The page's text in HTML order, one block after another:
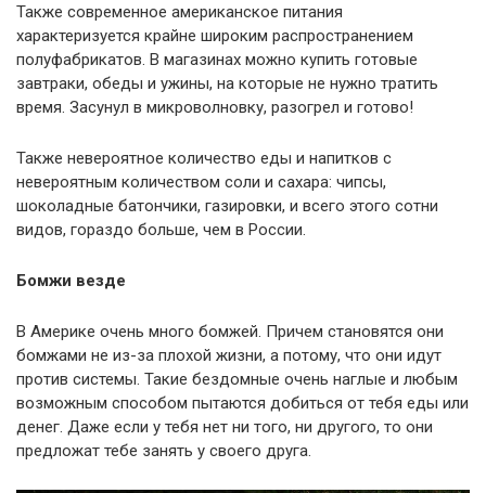
Также современное американское питания
характеризуется крайне широким распространением
полуфабрикатов. В магазинах можно купить готовые
завтраки, обеды и ужины, на которые не нужно тратить
время. Засунул в микроволновку, разогрел и готово!
Также невероятное количество еды и напитков с
невероятным количеством соли и сахара: чипсы,
шоколадные батончики, газировки, и всего этого сотни
видов, гораздо больше, чем в России.
Бомжи везде
В Америке очень много бомжей. Причем становятся они
бомжами не из-за плохой жизни, а потому, что они идут
против системы. Такие бездомные очень наглые и любым
возможным способом пытаются добиться от тебя еды или
денег. Даже если у тебя нет ни того, ни другого, то они
предложат тебе занять у своего друга.